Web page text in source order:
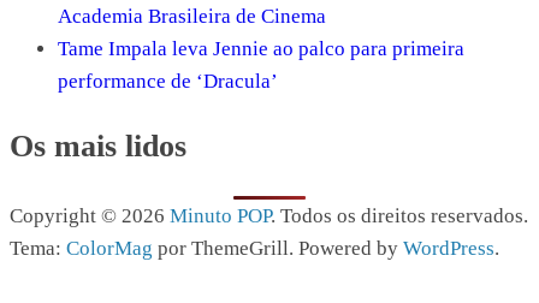
Academia Brasileira de Cinema
Tame Impala leva Jennie ao palco para primeira
performance de ‘Dracula’
Os mais lidos
Copyright © 2026 Minuto POP. Todos os direitos reservados.
Tema: ColorMag por ThemeGrill. Powered by WordPress.